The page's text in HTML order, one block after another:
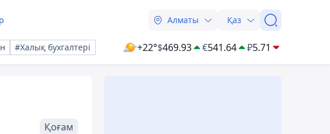
Алматы Қаз
#Халық бухгалтері +22°$469.93 €541.64 ₽5.71
Қоғам